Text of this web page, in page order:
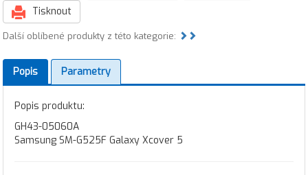
Tisknout
Další oblíbené produkty z této kategorie:
Popis Parametry
Popis produktu:
GH43-05060A
Samsung SM-G525F Galaxy Xcover 5